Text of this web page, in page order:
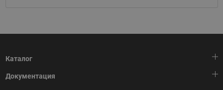
Каталог
Тепловая автоматика
Документация